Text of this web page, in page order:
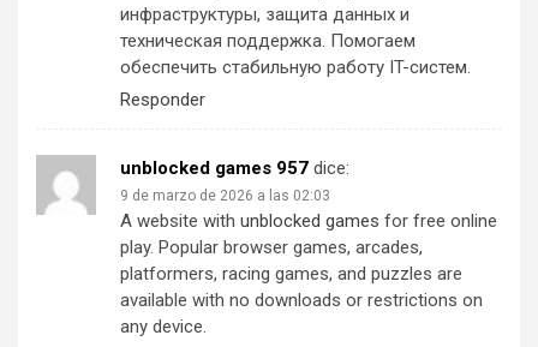
инфраструктуры, защита данных и
техническая поддержка. Помогаем
обеспечить стабильную работу IT-систем.
Responder
unblocked games 957 dice:
9 de marzo de 2026 a las 02:03
A website with unblocked games for free online
play. Popular browser games, arcades,
platformers, racing games, and puzzles are
available with no downloads or restrictions on
any device.